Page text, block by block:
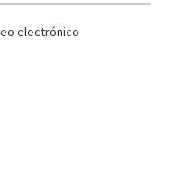
electrónico